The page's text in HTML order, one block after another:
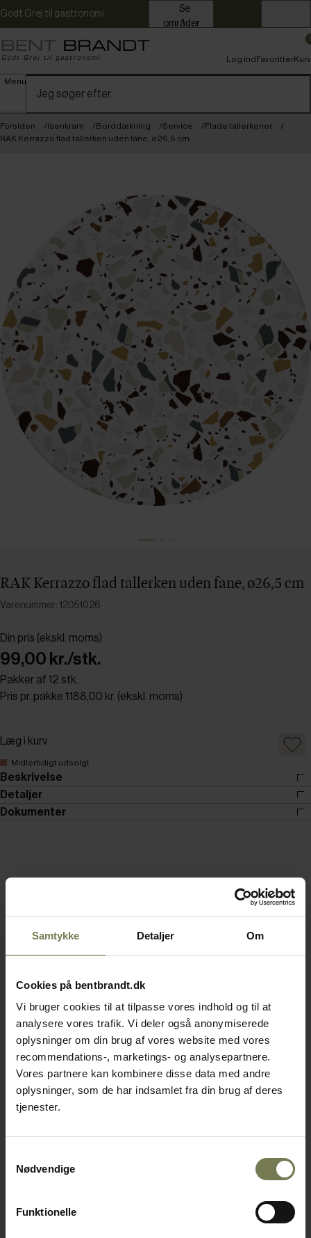
Samtykke Detaljer Om
Cookies på bentbrandt.dk
Vi bruger cookies til at tilpasse vores indhold og til at
analysere vores trafik. Vi deler også anonymiserede
oplysninger om din brug af vores website med vores
recommendations-, marketings- og analysepartnere.
Vores partnere kan kombinere disse data med andre
oplysninger, som de har indsamlet fra din brug af deres
tjenester.
Nødvendige
Funktionelle
Godt Grej til gastronomi
områder
Menu
Log indFavoritterKurv
Forsiden Isenkram Borddækning Service
Flade tallerkener
RAK Kerrazzo flad tallerken uden fane, ø26,5 cm
RAK Kerrazzo flad tallerken uden fane, ø26,5 cm
Varenummer: 12051026
Din pris (ekskl. moms)
99,00 kr./stk.
Pakker af 12 stk.
Pris pr. pakke 1.188,00 kr. (ekskl. moms)
Læg i kurv
Midlertidigt udsolgt
Beskrivelse
Detaljer
Dokumenter